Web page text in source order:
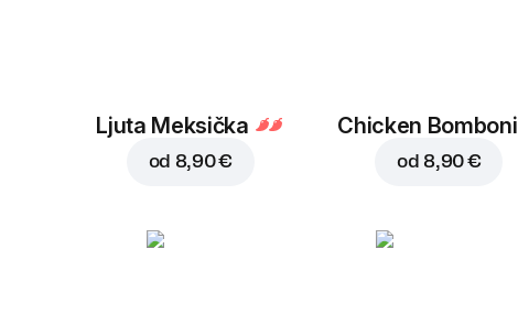
Ljuta Meksička
od 8,90 €
Chicken Bomboni
od 8,90 €